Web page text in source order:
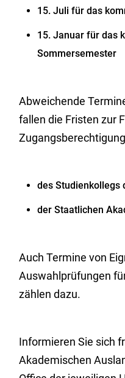
15. Juli für das
15. Januar für das
Sommersemester
Abweichende
fallen die Fristen zur
Zugangsberechtigung
des Studienkollegs
der Staatlichen
Auch Termine von
Auswahlprüfungen
zählen dazu.
Informieren Sie sich
Akademischen